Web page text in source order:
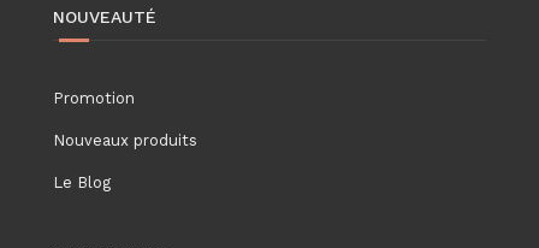
NOUVEAUTÉ
Promotion
Nouveaux produits
Le Blog